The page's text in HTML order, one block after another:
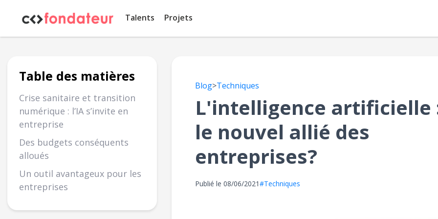
Talents Projets
Table des matières
Crise sanitaire et transition
numérique : l’IA s’invite en
entreprise
Des budgets conséquents
alloués
Un outil avantageux pour les
entreprises
Blog>Techniques
L'intelligence artificielle
le nouvel allié des
entreprises?
Publié le 08/06/2021#Techniques